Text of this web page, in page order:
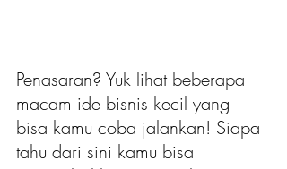
Penasaran? Yuk lihat beberapa
macam ide bisnis kecil yang
bisa kamu coba jalankan! Siapa
tahu dari sini kamu bisa